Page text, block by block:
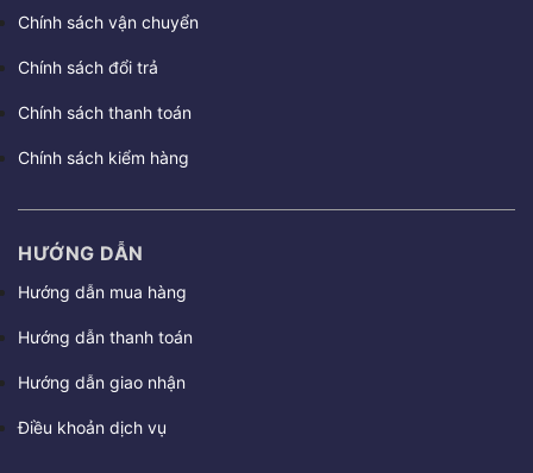
Chính sách vận chuyển
Chính sách đổi trả
Chính sách thanh toán
Chính sách kiểm hàng
HƯỚNG DẪN
Hướng dẫn mua hàng
Hướng dẫn thanh toán
Hướng dẫn giao nhận
Điều khoản dịch vụ